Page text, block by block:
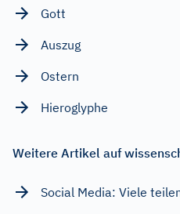
Gott
Auszug
Ostern
Hieroglyphe
Weitere Artikel auf
Social Media: Viele